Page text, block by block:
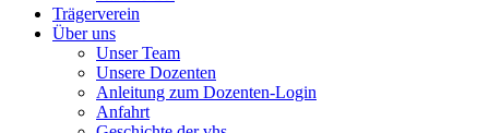
Trägerverein
Über uns
Unser Team
Unsere Dozenten
Anleitung zum Dozenten-Login
Anfahrt